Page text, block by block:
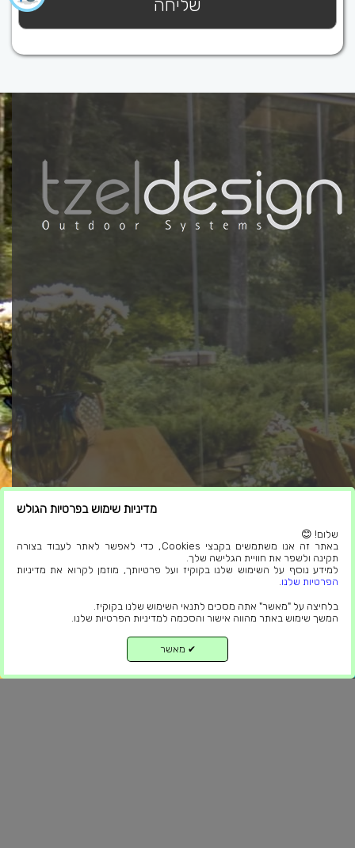
פרגולות חשמליות
סגירת מרפסות
פרגולות אלומיניום
פרגולות אלומיניום דמוי עץ
פנורמיקה
בניה קלה סגירת מרפסת
מדיניות שימוש בפרטיות הגולש
שלום! 😊
באתר זה אנו משתמשים בקבצי Cookies, כדי לאפשר לאתר לעבוד בצורה
תקינה ולשפר את חוויית הגלישה שלך.
למידע נוסף על השימוש שלנו בקוקיז ועל פרטיותך, מוזמן לקרוא את מדיניות
הפרטיות שלנו.
בלחיצה על "מאשר" אתה מסכים לתנאי השימוש שלנו בקוקיז.
המשך שימוש באתר מהווה אישור והסכמה למדיניות הפרטיות שלנו.
✔ מאשר